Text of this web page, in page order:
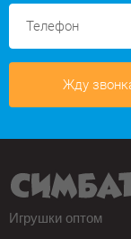
Жду
Игрушки оптом